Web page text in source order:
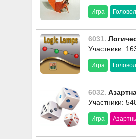
Игра
6031.
Участники:
Игра
6032.
Участники:
Игра